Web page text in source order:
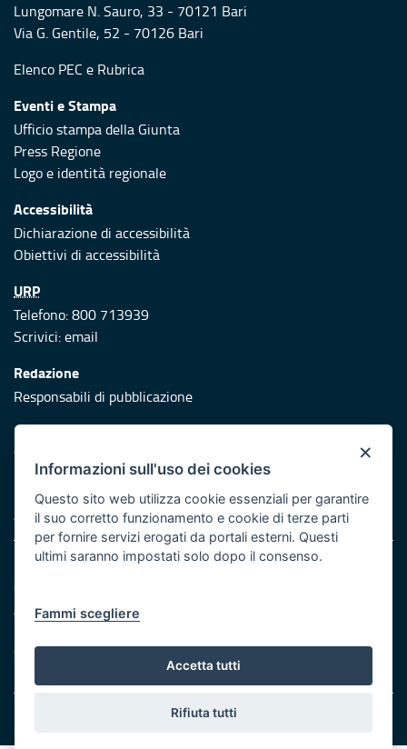
Lungomare N. Sauro, 33 - 70121 Bari
Via G. Gentile, 52 - 70126 Bari
Elenco PEC e Rubrica
Eventi e Stampa
Ufficio stampa della Giunta
Press Regione
Logo e identità regionale
Accessibilità
Dichiarazione di accessibilità
Obiettivi di accessibilità
URP
Telefono: 800 713939
Scrivici:email
Redazione
Responsabili di pubblicazione
Protezione civile
Vai al sito di Protezione Civile Puglia
Iniziativa finanziata con risorse del POR Puglia 2014/2020 -
Asse XI
Note legali
Cookie e privacy
Atti di notifica
Servizi Intranet
© Regione Puglia
×
Informazioni sull'uso dei cookies
Questo sito web utilizza cookie essenziali per garantire
il suo corretto funzionamento e cookie di terze parti
per fornire servizi erogati da portali esterni. Questi
ultimi saranno impostati solo dopo il consenso.
Fammi scegliere
Accetta tutti
Rifiuta tutti